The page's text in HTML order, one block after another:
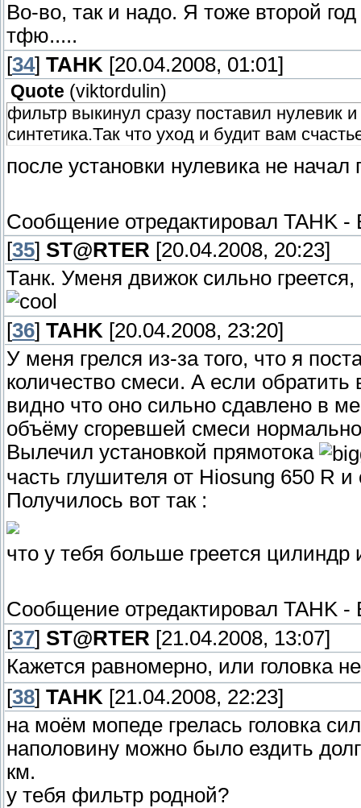
Во-во, так и надо. Я тоже второй
тфю.....
[34] TAHK [20.04.2008, 01:01]
Quote (viktordulin)
фильтр выкинул сразу поставил нулевик
синтетика.Так что уход и будит вам
после установки нулевика не начал
Сообщение отредактировал TAHK -
[35] ST@RTER [20.04.2008, 20:23]
Танк. Уменя движок сильно
[36] TAHK [20.04.2008, 23:20]
У меня грелся из-за того, что я
количество смеси. А если
видно что оно сильно сдавлено в
объёму сгоревшей смеси
Вылечил установкой прямотока
часть глушителя от Hiosung 650 R
Получилось вот так :
что у тебя больше греется цилиндр
Сообщение отредактировал TAHK -
[37] ST@RTER [21.04.2008, 13:07]
Кажется равномерно, или головка
[38] TAHK [21.04.2008, 22:23]
на моём мопеде грелась головка
наполовину можно было ездить
км.
у тебя фильтр родной?